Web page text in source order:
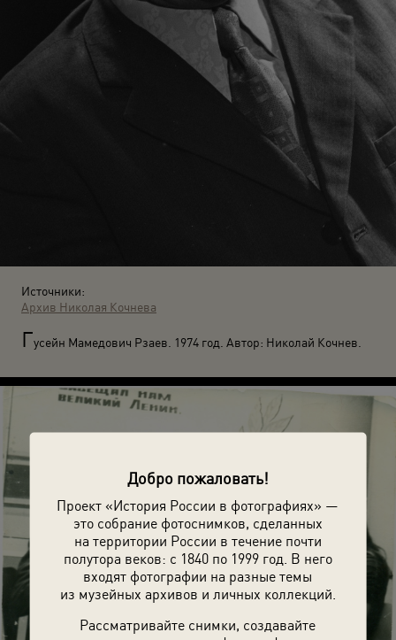
Добро пожаловать!
Проект «История России в фотографиях» —
это собрание фотоснимков, сделанных
на территории России в течение почти
полутора веков: с 1840 по 1999 год. В него
входят фотографии на разные темы
из музейных архивов и личных коллекций.
Рассматривайте снимки, создавайте
Источники:
Архив Николая Кочнева
Гусейн Мамедович Рзаев. 1974 год. Автор: Николай Кочнев.